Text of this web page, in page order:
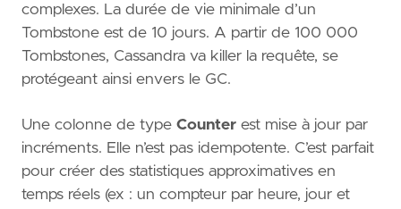
complexes. La durée de vie minimale d’un
Tombstone est de 10 jours. A partir de 100 000
Tombstones, Cassandra va killer la requête, se
protégeant ainsi envers le GC.
Une colonne de type Counter est mise à jour par
incréments. Elle n’est pas idempotente. C’est parfait
pour créer des statistiques approximatives en
temps réels (ex : un compteur par heure, jour et